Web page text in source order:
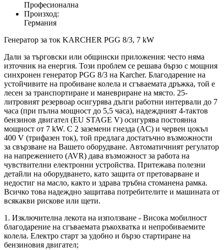
Професионална
Произход:
Германия
Генератор за ток KARCHER PGG 8/3, 7 kW
Дали за търговски или общински приложения: често няма
източник на енергия. Този проблем се решава бързо с мощния
синхронен генератор PGG 8/3 на Karcher. Благодарение на
устойчивите на пробиване колела и сгъваемата дръжка, той е
лесен за транспортиране и маневриране на място. 25-
литровият резервоар осигурява дълги работни интервали до 7
часа (при пълна мощност до 5,5 часа), надеждният 4-тактов
бензинов двигател (EU STAGE V) осигурява постоянна
мощност от 7 kW. С 2 заземени гнезда (AC) и червен цокъл
400 V (трифазен ток), той предлага достатъчно възможности
за свързване на Вашето оборудване. Автоматичният регулатор
на напрежението (AVR) дава възможност за работа на
чувствителни електронни устройства. Притежава полезни
детайли на оборудването, като защита от претоварване и
недостиг на масло, както и здрава тръбна стоманена рамка.
Всичко това надеждно защитава потребителите и машината от
всякакви рискове или щети.
1. Изключителна лекота на използване - Висока мобилност
благодарение на сгъваемата ръкохватка и непробиваемите
колела. Електро старт за удобно и бързо стартиране на
бензиновия двигател;